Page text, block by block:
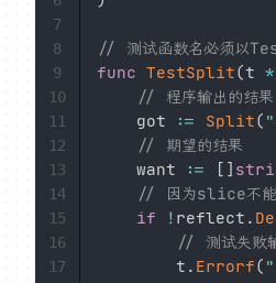
// 测试函数名必须以
func TestSplit(t *
// 程序输出的结果
	got
:= Split(
// 期望的结果
	want
:= [ ]
// 因为slice不能
if
! reflect .
// 测试失败
		t
. Errorf(
7
8
9
10
11
12
13
14
15
16
17